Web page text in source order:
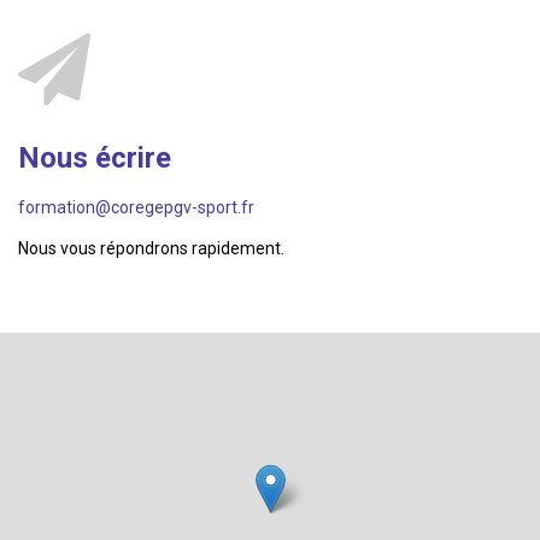
Nous écrire
formation@coregepgv-sport.fr
Nous vous répondrons rapidement.